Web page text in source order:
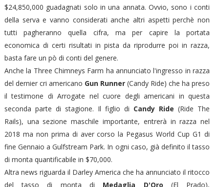
$24,850,000 guadagnati solo in una annata. Ovvio, sono i conti
della serva e vanno considerati anche altri aspetti perchè non
tutti pagheranno quella cifra, ma per capire la portata
economica di certi risultati in pista da riprodurre poi in razza,
basta fare un pò di conti del genere.
Anche la Three Chimneys Farm ha annunciato l'ingresso in razza
del dernier cri americano Gun Runner (Candy Ride) che ha preso
il testimone di Arrogate nel cuore degli americani in questa
seconda parte di stagione. Il figlio di Candy Ride (Ride The
Rails), una sezione maschile importante, entrerà in razza nel
2018 ma non prima di aver corso la Pegasus World Cup G1 di
fine Gennaio a Gulfstream Park. In ogni caso, già definito il tasso
di monta quantificabile in $70,000.
Altra news riguarda il Darley America che ha annunciato il ritocco
del tasso di monta di Medaglia D'Oro (El Prado),